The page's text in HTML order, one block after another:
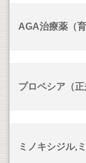
AGA治療薬（
プロペシア（正
ミノキシジル,